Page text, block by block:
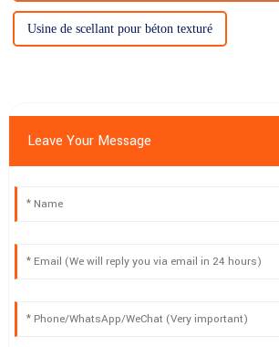
Usine de scellant pour béton texturé
Leave Your Message